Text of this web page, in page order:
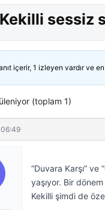
sessiz
içerir, 1 izleyen vardır ve
(toplam 1)
“Duvara Karşı” ve
yaşıyor. Bir
Kekilli şimdi de